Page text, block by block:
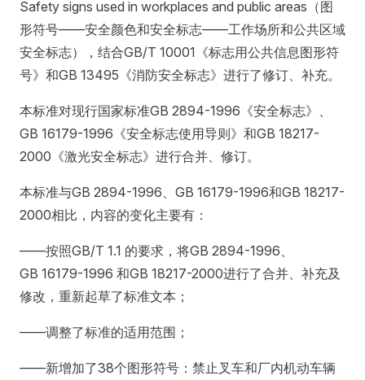
Safety signs used in workplaces and public areas（图
形符号——安全颜色和安全标志——工作场所和公共区域
安全标志），结合GB/T 10001《标志用公共信息图形符
号》和GB 13495《消防安全标志》进行了修订、补充。
本标准对现行国家标准GB 2894-1996《安全标志》、
GB 16179-1996《安全标志使用导则》和GB 18217-
2000《激光安全标志》进行合并、修订。
本标准与GB 2894-1996、GB 16179-1996和GB 18217-
2000相比，内容的变化主要有：
——按照GB/T 1.1 的要求，将GB 2894-1996、
GB 16179-1996 和GB 18217-2000进行了合并、补充及
修改，重新起草了标准文本；
——调整了标准的适用范围；
——新增加了38个图形符号：禁止叉车和厂内机动车辆